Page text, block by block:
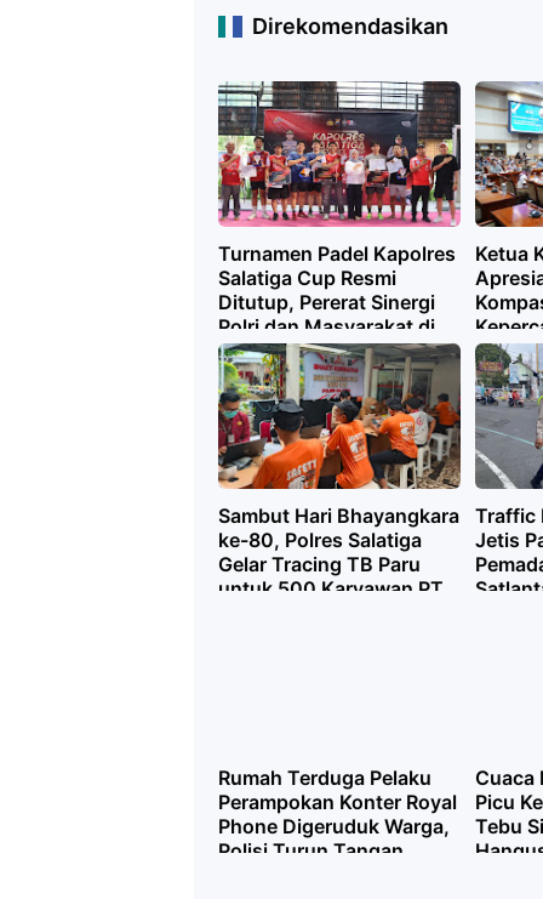
Direkomendasikan
Turnamen Padel Kapolres
Salatiga Cup Resmi
Ditutup, Pererat Sinergi
Polri dan Masyarakat di
Hari Bhayangkara Ke-80
Ketua
Sambut Hari Bhayangkara
ke-80, Polres Salatiga
Gelar Tracing TB Paru
untuk 500 Karyawan PT
Traffic
Jetis
Rumah Terduga Pelaku
Perampokan Konter Royal
Phone Digeruduk Warga,
Polisi Turun Tangan
Cuaca
Picu
Tebu